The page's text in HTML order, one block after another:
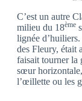
C’est un autre
milieu du 18ème
lignée
des Fleury, était
faisait tourner la
sœur
l’œillette ou les